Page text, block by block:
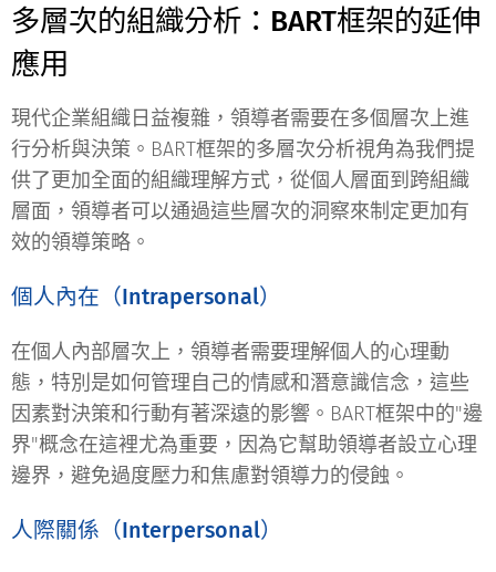
多層次的組織分析：BART框架的延伸
應用
現代企業組織日益複雜，領導者需要在多個層次上進
行分析與決策。BART框架的多層次分析視角為我們提
供了更加全面的組織理解方式，從個人層面到跨組織
層面，領導者可以通過這些層次的洞察來制定更加有
效的領導策略。
個人內在（Intrapersonal）
在個人內部層次上，領導者需要理解個人的心理動
態，特別是如何管理自己的情感和潛意識信念，這些
因素對決策和行動有著深遠的影響。BART框架中的"邊
界"概念在這裡尤為重要，因為它幫助領導者設立心理
邊界，避免過度壓力和焦慮對領導力的侵蝕。
人際關係（Interpersonal）